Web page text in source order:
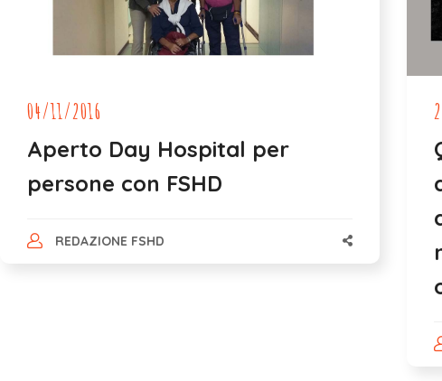
04/11/2016
Aperto Day Hospital per
persone con FSHD
REDAZIONE FSHD